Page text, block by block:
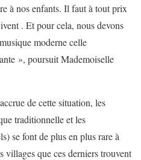
à nos enfants. Il faut à tout prix
. Et pour cela, nous devons
moderne celle
», poursuit Mademoiselle
de cette situation, les
traditionnelle et les
se font de plus en plus rare à
villages que ces derniers trouvent